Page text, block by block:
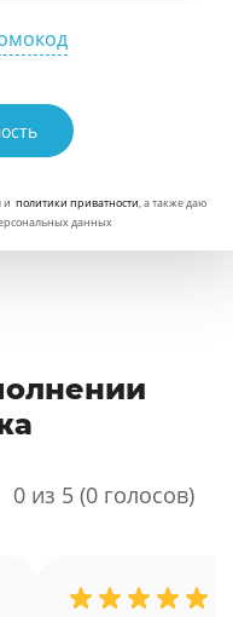
и политики приватности, а также даю
данных
0 из 5 (0 голосов)